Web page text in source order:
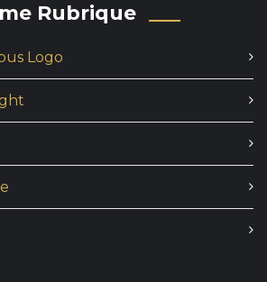
Rubrique
Logo